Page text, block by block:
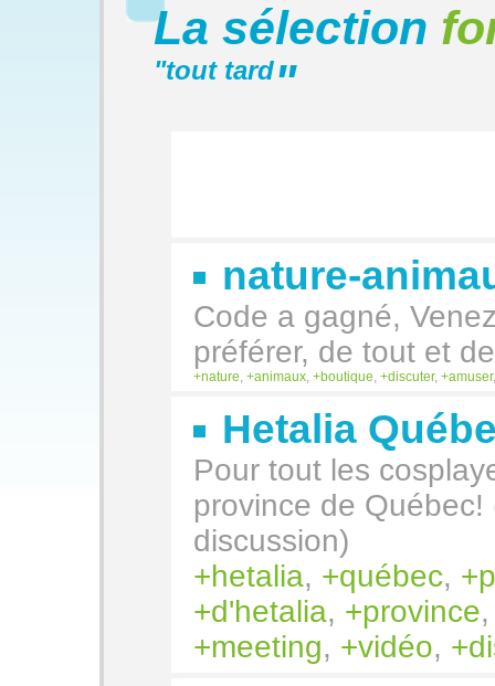
La sélection
"tout tard"
nature-
Code a gagné,
préférer, de tout et
nature animaux boutique discuter, amuser
Hetalia
Pour tout les
province de
discussion)
hetalia, québec,
d'hetalia, province
meeting, vidéo,